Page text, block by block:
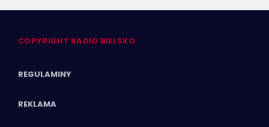
COPYRIGHT RADIO BIELSKO
REGULAMINY
REKLAMA